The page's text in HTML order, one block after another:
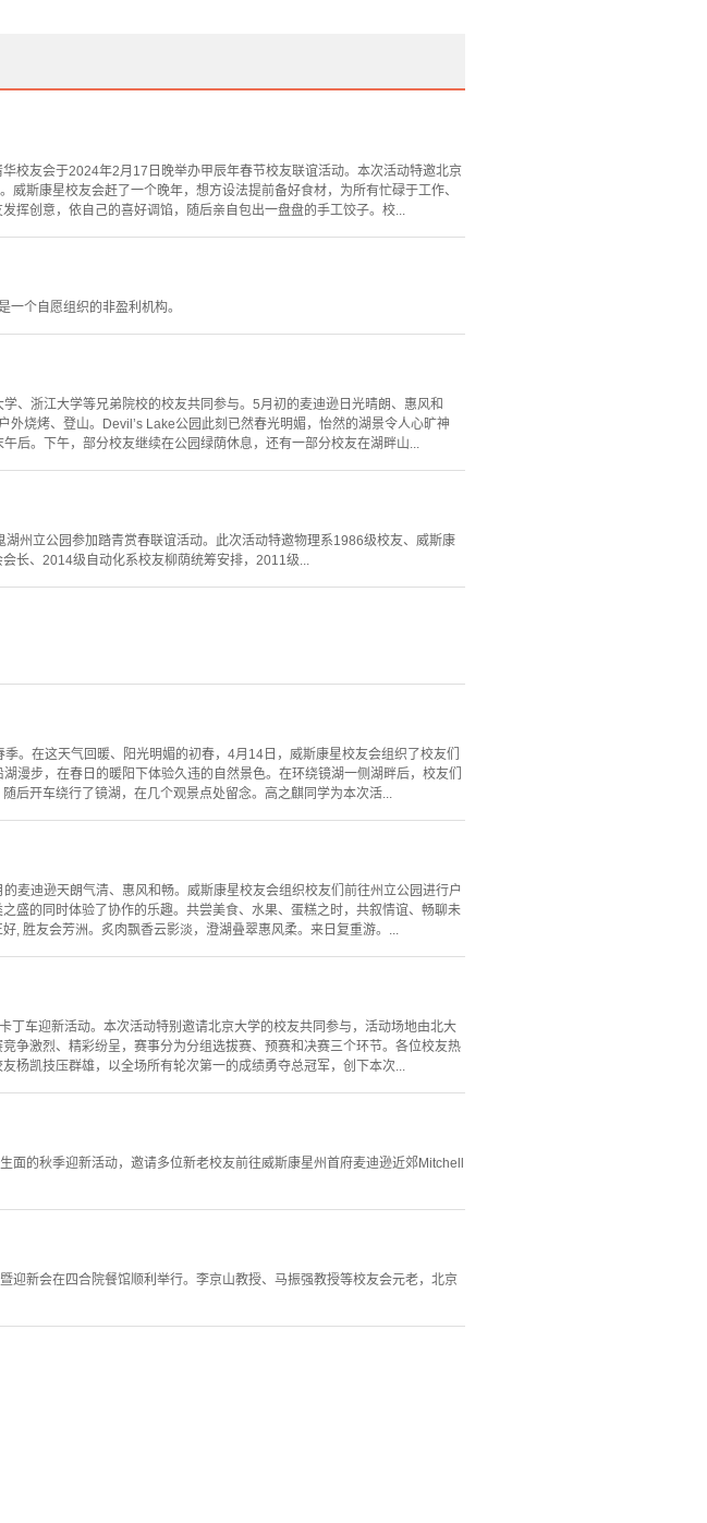
校友会于2024年2月17日晚举办甲辰年春节校友联谊活动。本次活动特邀北京
斯康星校友会赶了一个晚年，想方设法提前备好食材，为所有忙碌于工作、
创意，依自己的喜好调馅，随后亲自包出一盘盘的手工饺子。校...
个自愿组织的非盈利机构。
、浙江大学等兄弟院校的校友共同参与。5月初的麦迪逊日光晴朗、惠风和
烧烤、登山。Devil’s Lake公园此刻已然春光明媚，怡然的湖景令人心旷神
后。下午，部分校友继续在公园绿荫休息，还有一部分校友在湖畔山...
立公园参加踏青赏春联谊活动。此次活动特邀物理系1986级校友、威斯康
长、2014级自动化系校友柳荫统筹安排，2011级...
。在这天气回暖、阳光明媚的初春，4月14日，威斯康星校友会组织了校友们
漫步，在春日的暖阳下体验久违的自然景色。在环绕镜湖一侧湖畔后，校友们
后开车绕行了镜湖，在几个观景点处留念。高之麒同学为本次活...
麦迪逊天朗气清、惠风和畅。威斯康星校友会组织校友们前往州立公园进行户
盛的同时体验了协作的乐趣。共尝美食、水果、蛋糕之时，共叙情谊、畅聊未
, 胜友会芳洲。炙肉飘香云影淡，澄湖叠翠惠风柔。来日复重游。...
车迎新活动。本次活动特别邀请北京大学的校友共同参与，活动场地由北大
争激烈、精彩纷呈，赛事分为分组选拔赛、预赛和决赛三个环节。各位校友热
杨凯技压群雄，以全场所有轮次第一的成绩勇夺总冠军，创下本次...
的秋季迎新活动，邀请多位新老校友前往威斯康星州首府麦迪逊近郊Mitchell
新会在四合院餐馆顺利举行。李京山教授、马振强教授等校友会元老，北京